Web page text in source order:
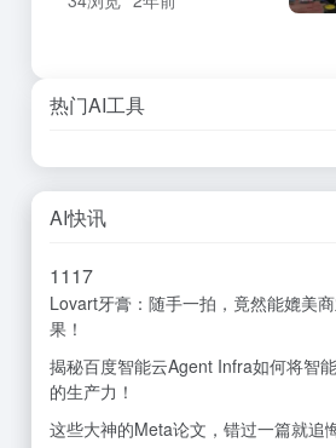
热门AI工具
AI快讯
1117
Lovart牙膏：随手一拍，竟然能媲美
果！
揭秘百度智能云Agent Infra如何将智
的生产力！
这些大神的Meta论文，错过一篇就追